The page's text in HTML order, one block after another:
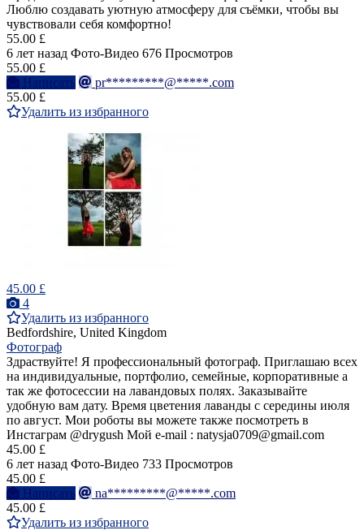
Люблю создавать уютную атмосферу для съёмки, чтобы вы
чувствовали себя комфортно!
55.00 £
6 лет назад Фото-Видео 676 Просмотров
55.00 £
Написать
pr*********@*****.com
55.00 £
Удалить из избранного
45.00 £
4
Удалить из избранного
Bedfordshire, United Kingdom
Фотограф
Здраствуйте! Я профессиональный фотограф. Приглашаю всех
на индивидуальные, портфолио, семейные, корпоративные а
так же фотосессии на лавандовых полях. Заказывайте
удобную вам дату. Время цветения лаванды с середины июля
по август. Мои роботы вы можете также посмотреть в
Инстаграм @drygush Мой e-mail : natysja0709@gmail.com
45.00 £
6 лет назад Фото-Видео 733 Просмотров
45.00 £
Написать
na*********@*****.com
45.00 £
Удалить из избранного